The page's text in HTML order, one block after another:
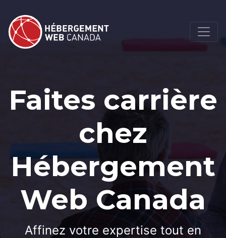
Faites carrière
chez
Hébergement
Web Canada
Affinez votre expertise tout en